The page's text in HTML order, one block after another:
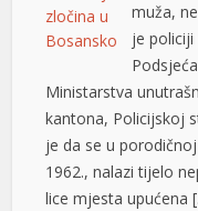
muža,
je policiji
Ministarstva
kantona, Policijskoj
je da se u
1962., nalazi tijelo
lice mjesta